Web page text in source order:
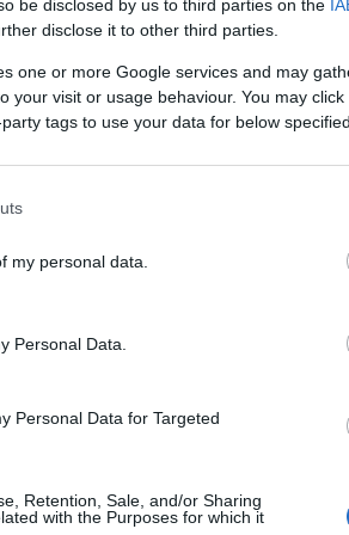
be disclosed by us to third parties on the
disclose it to other third parties.
one or more Google services and may
your visit or usage behaviour. You may
tags to use your data for below
my personal data.
Personal Data.
Personal Data for Targeted
Retention, Sale, and/or Sharing
with the Purposes for which it
feto.